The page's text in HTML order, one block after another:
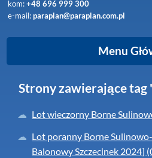
kom:+48 696 999 300
e-mail:paraplan@paraplan.com.pl
Menu
Strony zawierające
Lot wieczorny Borne
Lot poranny Borne
Balonowy Szczecinek 2024]